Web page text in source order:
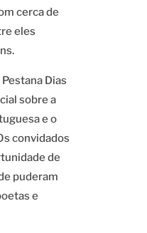
cerca de
eles
Dias
sobre a
e o
convidados
de
puderam
e